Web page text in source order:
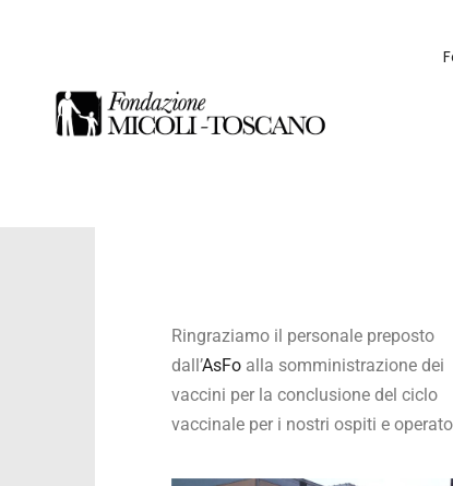
Ringraziamo il personale preposto
dall’AsFo alla somministrazione dei
vaccini per la conclusione del ciclo
vaccinale per i nostri ospiti e